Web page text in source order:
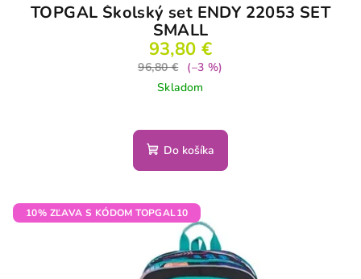
TOPGAL Školský set ENDY 22053 SET
SMALL
93,80 €
96,80 €
(–3 %)
Skladom
Do košíka
10% ZĽAVA S KÓDOM TOPGAL10